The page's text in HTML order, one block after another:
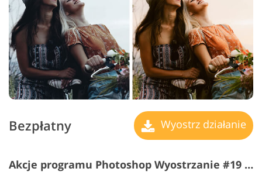
Bezpłatny Wyostrz działanie
Akcje programu Photoshop Wyostrzanie #19 "Whitening"